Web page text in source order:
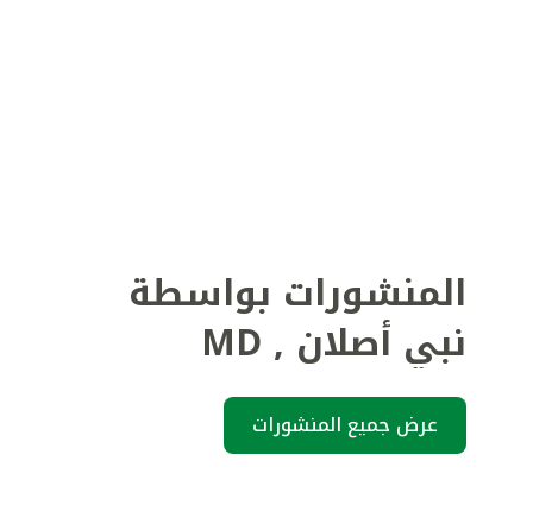
المنشورات بواسطة
نبي أصلان ,
MD
عرض جميع المنشورات